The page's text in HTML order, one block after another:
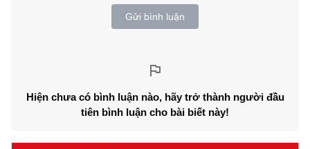
Gửi bình luận
Hiện chưa có bình luận nào, hãy trở thành người đầu
tiên bình luận cho bài biết này!